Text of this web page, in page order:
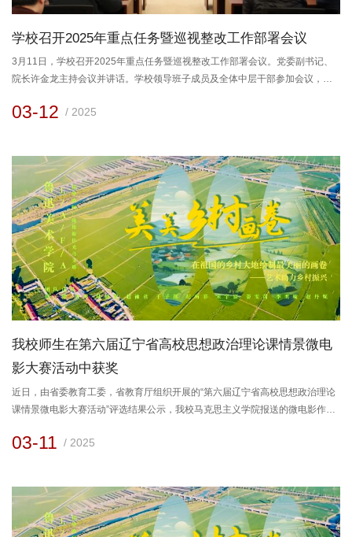
学校召开2025年重点任务暨巡视整改工作部署会议
3月11日，学校召开2025年重点任务暨巡视整改工作部署会议。党委副书记、
院长许金龙主持会议并讲话。学校领导班子成员及全体中层干部参加会议，大
题，号召全体干部教职员工以昂扬姿态迎接挑战、推动发展。他指出，2024年
03-12 / 2025
我校师生在第六届辽宁省高校思想政治理论课情景微电
影大赛活动中获奖
近日，由省委教育工委，省教育厅组织开展的“第六届辽宁省高校思想政治理论
课情景微电影大赛活动”评选结果公示，我校马克思主义学院报送的微电影作品
画卷》讲述了鲁美师生们在下乡研学的过程中，将理论与实践相结合，逐步探
径。...
03-11 / 2025